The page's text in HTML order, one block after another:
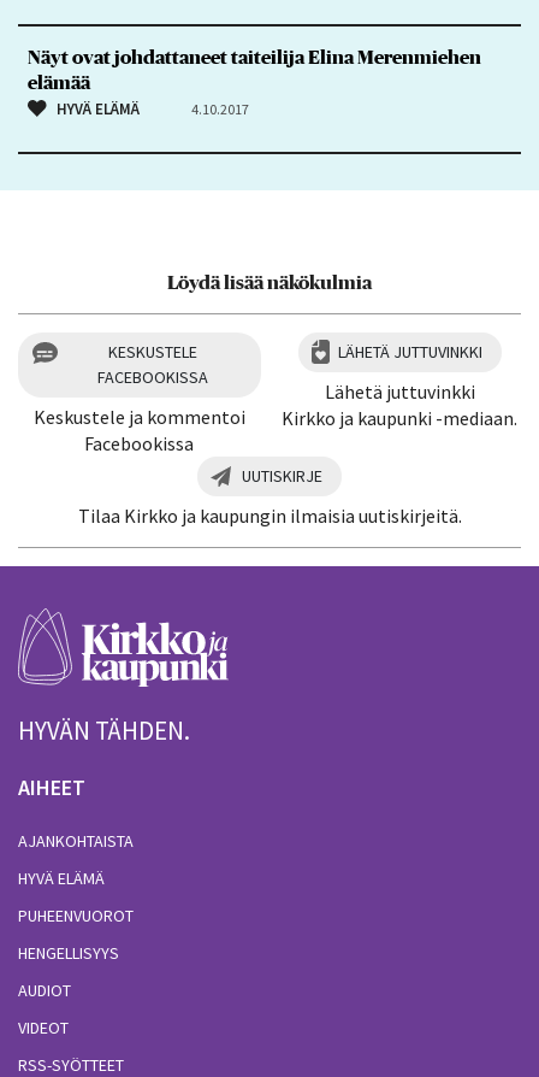
Näyt ovat johdattaneet taiteilija Elina Merenmiehen
elämää
HYVÄ ELÄMÄ 4.10.2017
Löydä lisää näkökulmia
KESKUSTELE
FACEBOOKISSA
Keskustele ja kommentoi
Facebookissa
LÄHETÄ JUTTUVINKKI
Lähetä juttuvinkki
Kirkko ja kaupunki -mediaan.
UUTISKIRJE
Tilaa Kirkko ja kaupungin ilmaisia uutiskirjeitä.
HYVÄN TÄHDEN.
AIHEET
AJANKOHTAISTA
HYVÄ ELÄMÄ
PUHEENVUOROT
HENGELLISYYS
AUDIOT
VIDEOT
RSS-SYÖTTEET